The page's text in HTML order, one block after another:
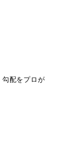
勾配をプロが